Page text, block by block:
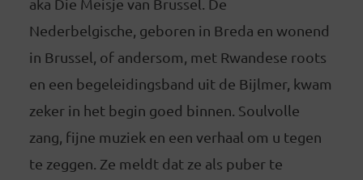
Nederbelgische, geboren in Breda en wonend
in Brussel, of andersom, met Rwandese roots
en een begeleidingsband uit de Bijlmer, kwam
zeker in het begin goed binnen. Soulvolle
zang, fijne muziek en een verhaal om u tegen
te zeggen. Ze meldt dat ze als puber te